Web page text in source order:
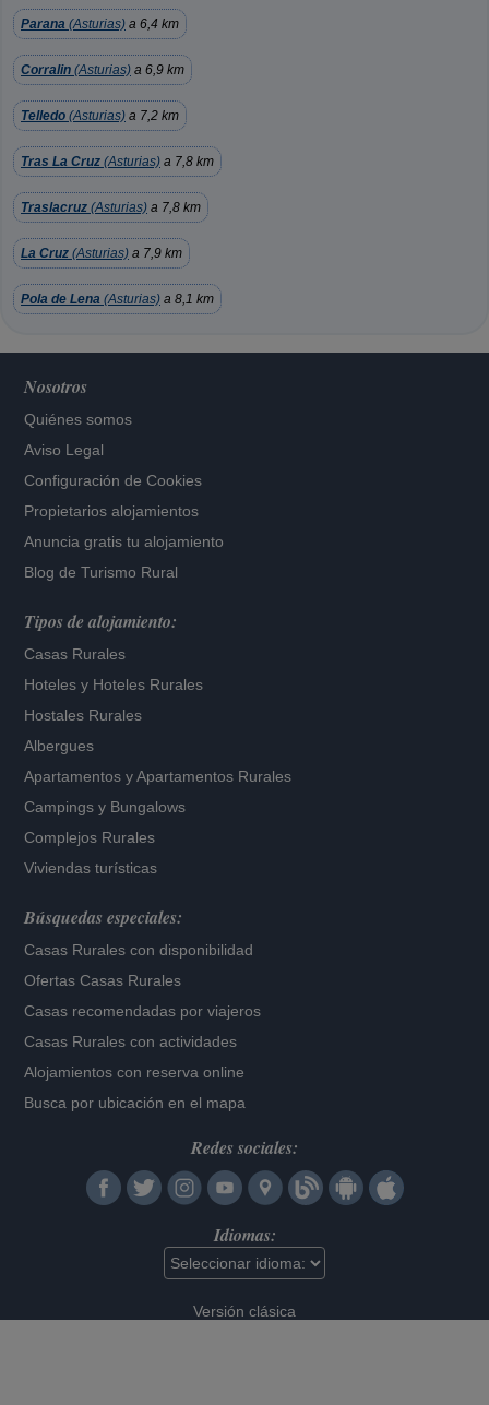
Parana (Asturias) a 6,4 km
Corralin (Asturias) a 6,9 km
Telledo (Asturias) a 7,2 km
Tras La Cruz (Asturias) a 7,8 km
Traslacruz (Asturias) a 7,8 km
La Cruz (Asturias) a 7,9 km
Pola de Lena (Asturias) a 8,1 km
Nosotros
Quiénes somos
Aviso Legal
Configuración de Cookies
Propietarios alojamientos
Anuncia gratis tu alojamiento
Blog de Turismo Rural
Tipos de alojamiento:
Casas Rurales
Hoteles y Hoteles Rurales
Hostales Rurales
Albergues
Apartamentos yApartamentos Rurales
Campings y Bungalows
Complejos Rurales
Viviendas turísticas
Búsquedas especiales:
Casas Rurales con disponibilidad
Ofertas Casas Rurales
Casas recomendadas por viajeros
Casas Rurales con actividades
Alojamientos con reserva online
Busca por ubicación en el mapa
Redes sociales:
Idiomas:
Versión clásica